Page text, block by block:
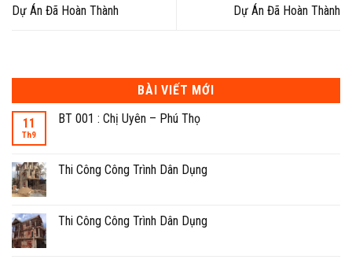
Dự Án Đã Hoàn Thành Dự Án Đã Hoàn Thành
BÀI VIẾT MỚI
11
Th9
BT 001 : Chị Uyên – Phú Thọ
Thi Công Công Trình Dân Dụng
Thi Công Công Trình Dân Dụng